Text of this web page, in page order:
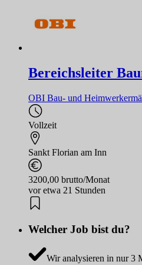
Bereichsleiter
OBI Bau- und
Vollzeit
Sankt Florian am Inn
3200,00 brutto/Monat
vor etwa 21 Stunden
Welcher Job bist du?
Wir analysieren in nur 3